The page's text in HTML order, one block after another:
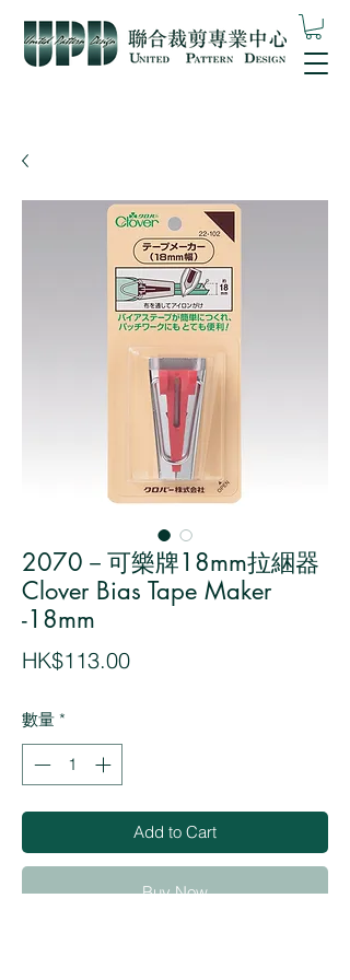
2070－可樂牌18mm拉綑器
Clover Bias Tape Maker
-18mm
HK$113.00價
數量 *
Add to Cart
Buy Now